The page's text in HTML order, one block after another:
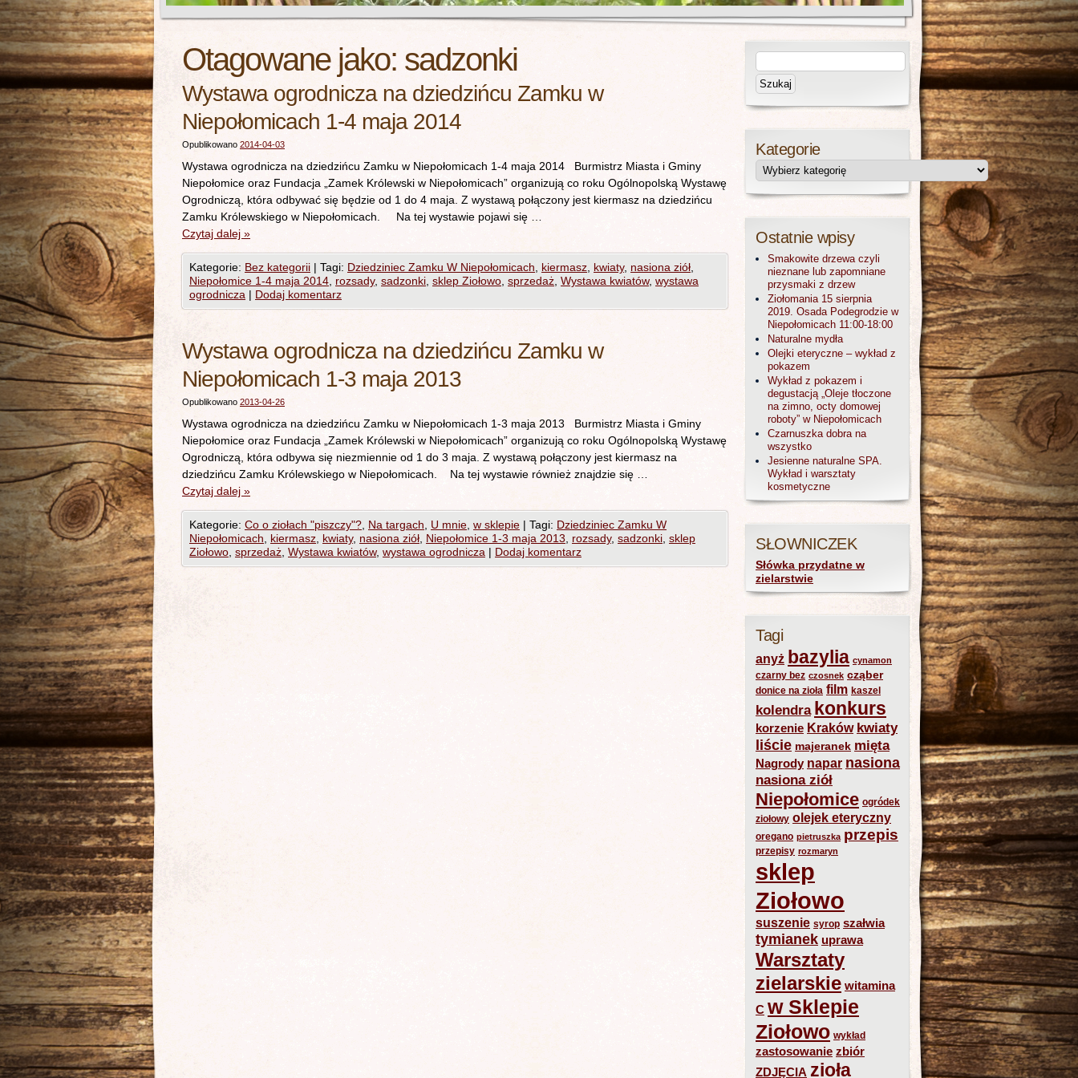
Otagowane jako: sadzonki
Wystawa ogrodnicza na dziedzińcu Zamku w
Niepołomicach 1-4 maja 2014
Opublikowano 2014-04-03
Wystawa ogrodnicza na dziedzińcu Zamku w Niepołomicach 1-4 maja 2014 Burmistrz Miasta i Gminy
Niepołomice oraz Fundacja „Zamek Królewski w Niepołomicach” organizują co roku Ogólnopolską Wystawę
Ogrodniczą, która odbywać się będzie od 1 do 4 maja. Z wystawą połączony jest kiermasz na dziedzińcu
Zamku Królewskiego w Niepołomicach. Na tej wystawie pojawi się …
Czytaj dalej »
Kategorie: Bez kategorii | Tagi: Dziedziniec Zamku W Niepołomicach kiermasz kwiaty, nasiona ziół
Niepołomice 1-4 maja 2014 rozsady, sadzonki sklep Ziołowo sprzedaż Wystawa kwiatów, wystawa
ogrodnicza | Dodaj komentarz
Wystawa ogrodnicza na dziedzińcu Zamku w
Niepołomicach 1-3 maja 2013
Opublikowano 2013-04-26
Wystawa ogrodnicza na dziedzińcu Zamku w Niepołomicach 1-3 maja 2013 Burmistrz Miasta i Gminy
Niepołomice oraz Fundacja „Zamek Królewski w Niepołomicach” organizują co roku Ogólnopolską Wystawę
Ogrodniczą, która odbywa się niezmiennie od 1 do 3 maja. Z wystawą połączony jest kiermasz na
dziedzińcu Zamku Królewskiego w Niepołomicach. Na tej wystawie również znajdzie się …
Czytaj dalej »
Kategorie: Co o ziołach "piszczy"? Na targach U mnie w sklepie | Tagi: Dziedziniec Zamku W
Niepołomicach
kiermasz kwiaty, nasiona ziół Niepołomice 1-3 maja 2013 rozsady, sadzonki sklep
Ziołowo sprzedaż Wystawa kwiatów, wystawa ogrodnicza | Dodaj komentarz
Kategorie
Ostatnie wpisy
Smakowite drzewa czyli
nieznane lub zapomniane
przysmaki z drzew
Ziołomania 15 sierpnia
2019. Osada Podegrodzie w
Niepołomicach 11:00-18:00
Naturalne mydła
Olejki eteryczne – wykład z
pokazem
Wykład z pokazem i
degustacją „Oleje tłoczone
na zimno, octy domowej
roboty” w Niepołomicach
Czarnuszka dobra na
wszystko
Jesienne naturalne SPA.
Wykład i warsztaty
kosmetyczne
SŁOWNICZEK
Słówka przydatne w
zielarstwie
Tagi
anyż bazylia cynamon
czarny bez czosnek cząber
donice na zioła film kaszel
kolendra konkurs
korzenie Kraków kwiaty
liście majeranek mięta
Nagrody napar nasiona
nasiona ziół
Niepołomice ogródek
ziołowy olejek eteryczny
oregano pietruszka przepis
przepisy rozmaryn
sklep
Ziołowo
suszenie syrop szałwia
tymianek uprawa
Warsztaty
zielarskie witamina
C w Sklepie
Ziołowo wykład
zastosowanie zbiór
ZDJĘCIA zioła